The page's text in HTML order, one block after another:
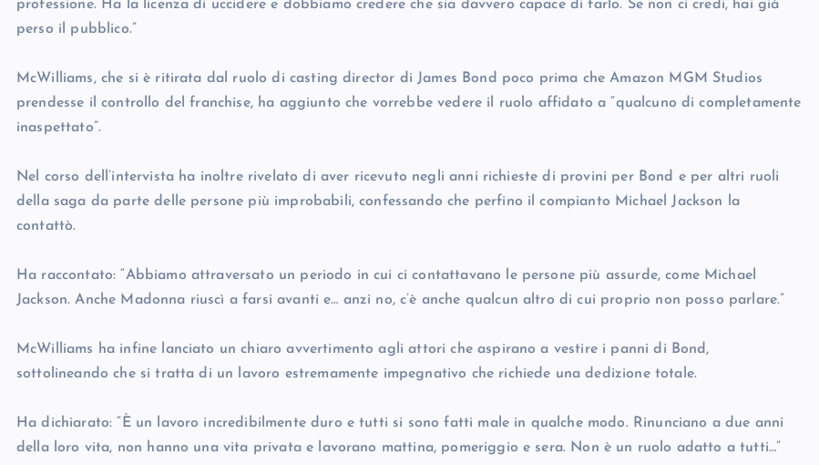
professione. Ha la licenza di uccidere e dobbiamo credere che sia davvero capace di farlo. Se non ci credi, hai già
perso il pubblico.”
McWilliams, che si è ritirata dal ruolo di casting director di James Bond poco prima che Amazon MGM Studios
prendesse il controllo del franchise, ha aggiunto che vorrebbe vedere il ruolo affidato a “qualcuno di completamente
inaspettato”.
Nel corso dell’intervista ha inoltre rivelato di aver ricevuto negli anni richieste di provini per Bond e per altri ruoli
della saga da parte delle persone più improbabili, confessando che perfino il compianto Michael Jackson la
contattò.
Ha raccontato: “Abbiamo attraversato un periodo in cui ci contattavano le persone più assurde, come Michael
Jackson. Anche Madonna riuscì a farsi avanti e… anzi no, c’è anche qualcun altro di cui proprio non posso parlare.”
McWilliams ha infine lanciato un chiaro avvertimento agli attori che aspirano a vestire i panni di Bond,
sottolineando che si tratta di un lavoro estremamente impegnativo che richiede una dedizione totale.
Ha dichiarato: “È un lavoro incredibilmente duro e tutti si sono fatti male in qualche modo. Rinunciano a due anni
della loro vita, non hanno una vita privata e lavorano mattina, pomeriggio e sera. Non è un ruolo adatto a tutti…”